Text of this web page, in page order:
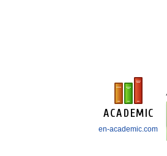
en-academic.com